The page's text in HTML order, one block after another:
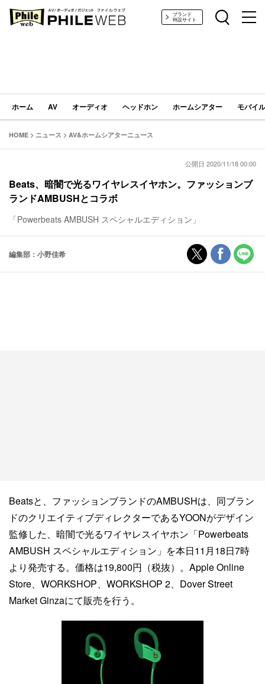
PHILE WEB｜AV/オーディオ/ガジェットブランド
特設サイト
ホーム AV オーディオ ヘッドホン ホームシアター モバイ
HOME > ニュース > AV&ホームシアターニュース
公開日 2020/11/18 00:00
Beats、暗闇で光るワイヤレスイヤホン。ファッションブ
ランドAMBUSHとコラボ
「Powerbeats AMBUSH スペシャルエディション」
編集部：小野佳希
Beatsと、ファッションブランドのAMBUSHは、同ブラン
ドのクリエイティブディレクターであるYOONがデザイン
監修した、暗闇で光るワイヤレスイヤホン「Powerbeats
AMBUSH スペシャルエディション」を本日11月18日7時
より発売する。価格は19,800円（税抜）。Apple Online
Store、WORKSHOP、WORKSHOP 2、Dover Street
Market Ginzaにて販売を行う。